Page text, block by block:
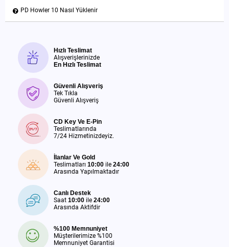
PD Howler 10 Nasıl Yüklenir
Hızlı Teslimat
Alışverişlerinizde
En Hızlı Teslimat
Güvenli Alışveriş
Tek Tıkla
Güvenli Alışveriş
CD Key Ve E-Pin
Teslimatlarında
7/24 Hizmetinizdeyiz.
İlanlar Ve Gold
Teslimatları 10:00 ile 24:00
Arasında Yapılmaktadır
Canlı Destek
Saat 10:00 ile 24:00
Arasında Aktifdir
%100 Memnuniyet
Müşterilerimize %100
Memnuniyet Garantisi